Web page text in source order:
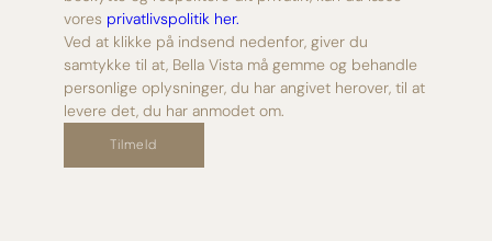
vores privatlivspolitik her.
Ved at klikke på indsend nedenfor, giver du
samtykke til at, Bella Vista må gemme og behandle
personlige oplysninger, du har angivet herover, til at
levere det, du har anmodet om.